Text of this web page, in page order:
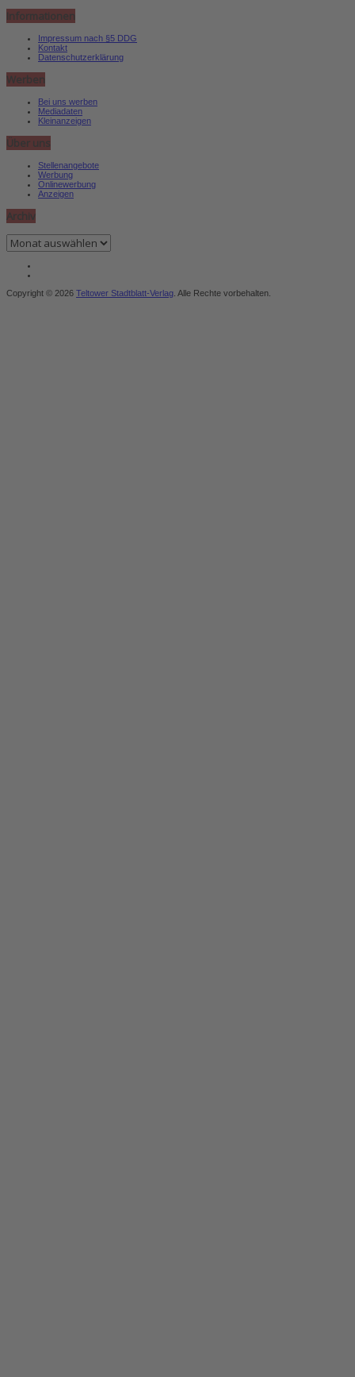
Informationen
Impressum nach §5 DDG
Kontakt
Datenschutzerklärung
Werben
Bei uns werben
Mediadaten
Kleinanzeigen
Über uns
Stellenangebote
Werbung
Onlinewerbung
Anzeigen
Archiv
Archiv
Copyright © 2026 Teltower Stadtblatt-Verlag . Alle Rechte vorbehalten.